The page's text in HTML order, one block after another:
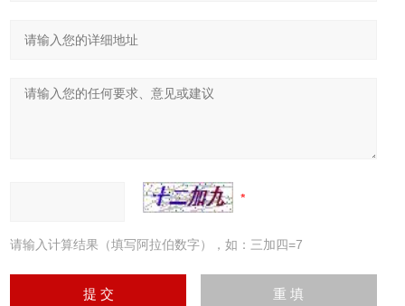
请输入计算结果（填写阿拉伯数字），如：三加四=7